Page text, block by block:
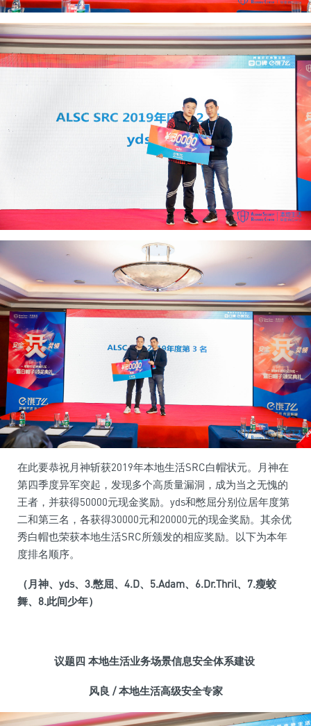
在此要恭祝月神斩获2019年本地生活SRC白帽状元。月神在
第四季度异军突起，发现多个高质量漏洞，成为当之无愧的
王者，并获得50000元现金奖励。yds和憋屈分别位居年度第
二和第三名，各获得30000元和20000元的现金奖励。其余优
秀白帽也荣获本地生活SRC所颁发的相应奖励。以下为本年
度排名顺序。
（月神、yds、3.憋屈、4.D、5.Adam、6.Dr.Thril、7.瘦蛟
舞、8.此间少年）
议题四 本地生活业务场景信息安全体系建设
风良 /本地生活高级安全专家